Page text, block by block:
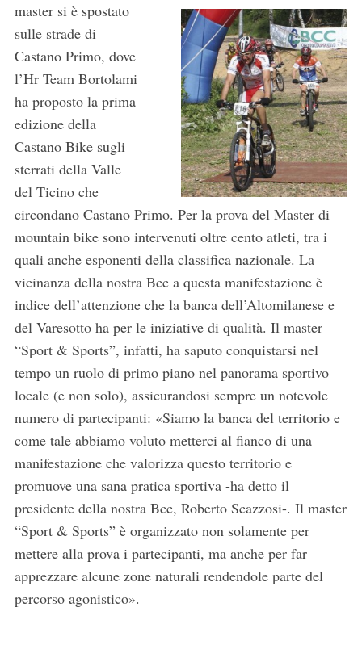
master si è spostato
sulle strade di
Castano Primo, dove
l’Hr Team Bortolami
ha proposto la prima
edizione della
Castano Bike sugli
sterrati della Valle
del Ticino che
circondano Castano Primo. Per la prova del Master di
mountain bike sono intervenuti oltre cento atleti, tra i
quali anche esponenti della classifica nazionale. La
vicinanza della nostra Bcc a questa manifestazione è
indice dell’attenzione che la banca dell’Altomilanese e
del Varesotto ha per le iniziative di qualità. Il master
“Sport & Sports”, infatti, ha saputo conquistarsi nel
tempo un ruolo di primo piano nel panorama sportivo
locale (e non solo), assicurandosi sempre un notevole
numero di partecipanti: «Siamo la banca del territorio e
come tale abbiamo voluto metterci al fianco di una
manifestazione che valorizza questo territorio e
promuove una sana pratica sportiva -ha detto il
presidente della nostra Bcc, Roberto Scazzosi-. Il master
“Sport & Sports” è organizzato non solamente per
mettere alla prova i partecipanti, ma anche per far
apprezzare alcune zone naturali rendendole parte del
percorso agonistico».